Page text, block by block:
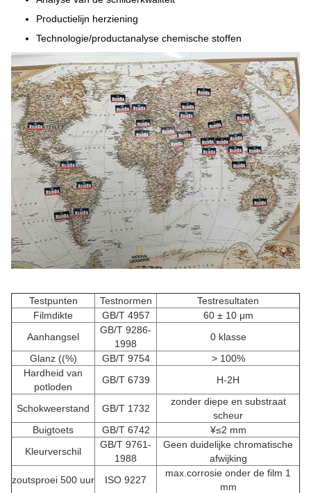
Productielijn herziening
Technologie/productanalyse chemische stoffen
Testpunten Testnormen
Testresultaten
Filmdikte
GB/T 4957
60 ± 10 μm
Aanhangsel
GB/T 9286-
1998
0 klasse
Glanz ((%)
GB/T 9754
> 100%
Hardheid van
potloden
GB/T 6739 H-2H
Schokweerstand GB/T 1732
zonder diepe en substraat
scheur
Buigtoets
GB/T 6742
¥≤2 mm
Kleurverschil
GB/T 9761-
1988
Geen duidelijke chromatische
afwijking
zoutsproei 500 uur
ISO 9227
max.corrosie onder de film 1
mm